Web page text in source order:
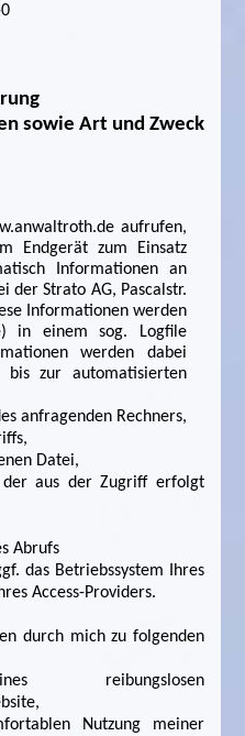
sowie Art und Zweck
aufrufen,
Endgerät zum Einsatz
Informationen an
der Strato AG, Pascalstr.
Informationen werden
in einem sog. Logfile
werden dabei
zur automatisierten
anfragenden Rechners,
Datei,
aus der Zugriff erfolgt
Abrufs
das Betriebssystem Ihres
Access-Providers.
durch mich zu folgenden
reibungslosen
Nutzung meiner